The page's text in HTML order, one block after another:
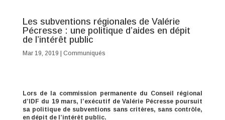
Les subventions régionales de Valérie
Pécresse : une politique d’aides en dépit
de l’intérêt public
Mar 19, 2019 Communiqués
Lors de la commission permanente du Conseil régional
d’IDF du 19 mars, l’exécutif de Valérie Pécresse poursuit
sa politique de subventions sans critères, sans contrôle,
en dépit de l’intérêt public.